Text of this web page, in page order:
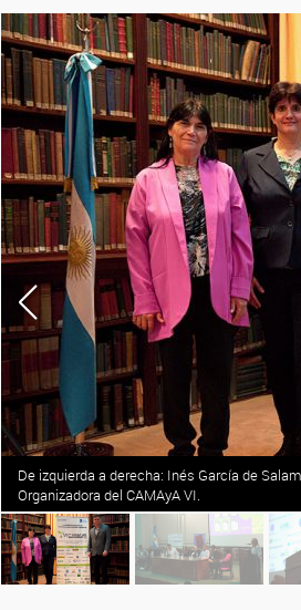
De izquierda a derecha: Inés García de
Organizadora del CAMAyA VI.